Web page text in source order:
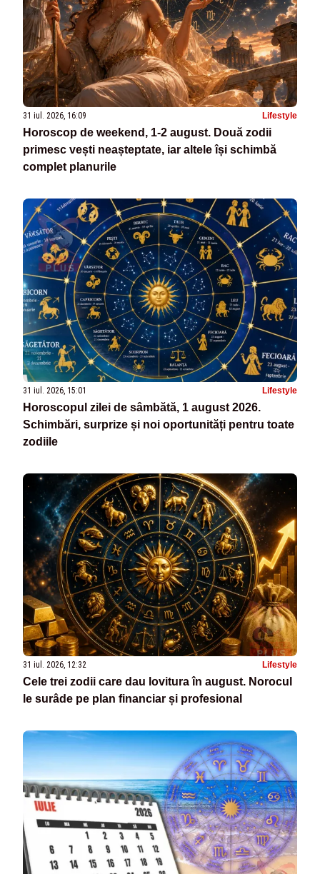
31 iul. 2026, 16:09 Lifestyle
Horoscop de weekend, 1-2 august. Două zodii
primesc vești neașteptate, iar altele își schimbă
complet planurile
31 iul. 2026, 15:01 Lifestyle
Horoscopul zilei de sâmbătă, 1 august 2026.
Schimbări, surprize și noi oportunități pentru toate
zodiile
31 iul. 2026, 12:32 Lifestyle
Cele trei zodii care dau lovitura în august. Norocul
le surâde pe plan financiar și profesional